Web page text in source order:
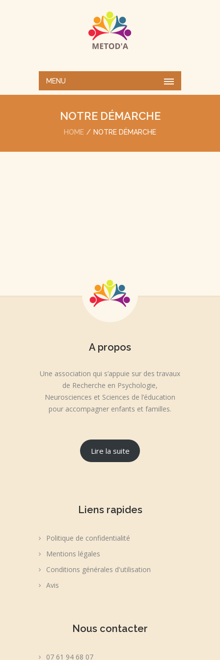
MENU
NOTRE DÉMARCHE
HOME NOTRE DÉMARCHE
A propos
Une association qui s’appuie sur des travaux
de Recherche en Psychologie,
Neurosciences et Sciences de l’éducation
pour accompagner enfants et familles.
Lire la suite
Liens rapides
Politique de confidentialité
Mentions légales
Conditions générales d'utilisation
Avis
Nous contacter
07 61 94 68 07